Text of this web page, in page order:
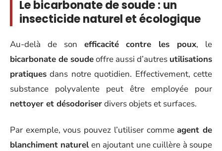
Le bicarbonate de soude : un
insecticide naturel et écologique
Au-delà de son efficacité contre les poux, le
bicarbonate de soudeoffre aussi d’autres utilisations
pratiques dans notre quotidien. Effectivement, cette
substance polyvalente peut être employée pour
nettoyer et désodoriserdivers objets et surfaces.
Par exemple, vous pouvez l’utiliser commeagent de
blanchiment naturelen ajoutant une cuillère à soupe